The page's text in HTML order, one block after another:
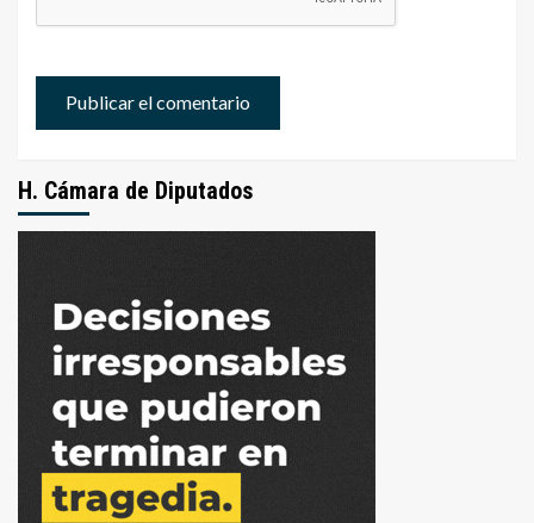
H. Cámara de Diputados